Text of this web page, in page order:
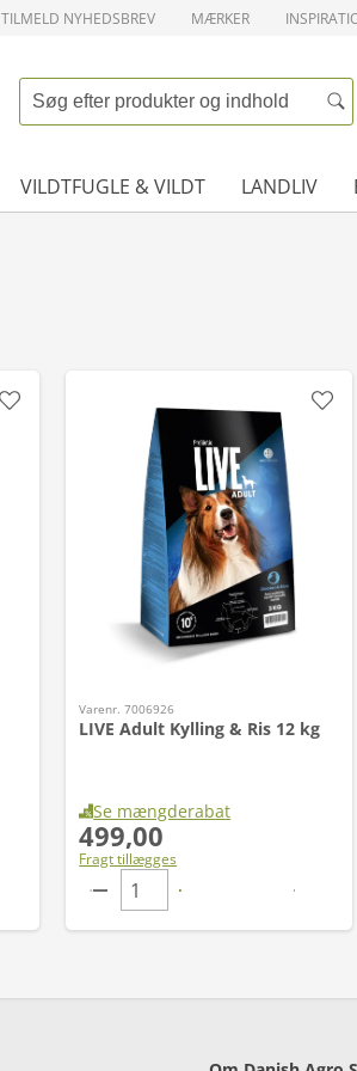
TILMELD NYHEDSBREV MÆRKER
VILDTFUGLE & VILDT LANDLIV
Varenr. 7006926
LIVE Adult Kylling & Ris 12 kg
Se mængderabat
499,00
Fragt tillægges